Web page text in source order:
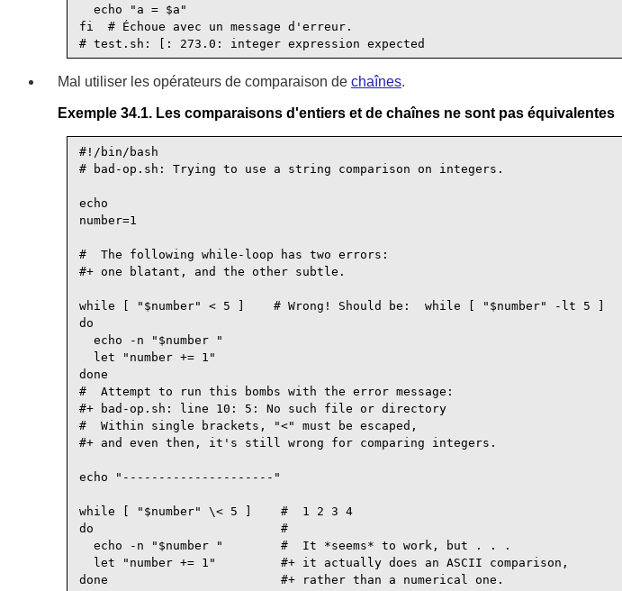
  echo "a = $a"
fi  # Échoue avec un message d'erreur.
Mal utiliser les opérateurs de comparaison de chaînes.
Exemple 34.1. Les comparaisons d'entiers et de chaînes ne sont pas équivalentes
#!/bin/bash
# bad-op.sh: Trying to use a string comparison on integers.
echo
number=1
#  The following while-loop has two errors:
#+ one blatant, and the other subtle.
while [ "$number" < 5 ]    # Wrong! Should be:  while [ "$number" -lt 5 ]
do
  echo -n "$number "
  let "number += 1"
done
#  Attempt to run this bombs with the error message:
#+ bad-op.sh: line 10: 5: No such file or directory
#  Within single brackets, "<" must be escaped,
#+ and even then, it's still wrong for comparing integers.
echo "---------------------"
while [ "$number" \< 5 ]    #  1 2 3 4
do                          #
  echo -n "$number "        #  It *seems* to work, but . . .
  let "number += 1"         #+ it actually does an ASCII comparison,
done                        #+ rather than a numerical one.